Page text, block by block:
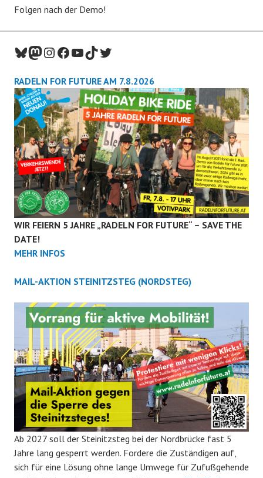
Folgen nach der Demo!
Bluesky
Mastodon
Instagram
Facebook
YouTube
TikTokTwitter
RADELN FOR FUTURE AM 7.8.2026
WIR FEIERN 5 JAHRE „RADELN FOR FUTURE“ – SAVE THE
DATE!
MEHR INFOS
MAIL-AKTION STEINITZSTEG (NORDSTEG)
Ab 2027 soll der Steinitzsteg bei der Nordbrücke fast 5
Jahre lang gesperrt werden. Fordere die Zuständigen auf,
sich für eine Lösung ohne lange Umwege für Zufußgehende